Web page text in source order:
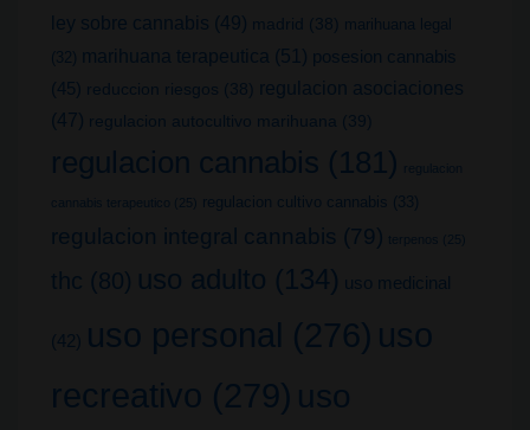
ley sobre cannabis (49) madrid (38)
marihuana legal
(32)
marihuana terapeutica (51) posesion cannabis
(45) reduccion riesgos (38)
regulacion asociaciones
(47) regulacion autocultivo marihuana (39)
regulacion cannabis (181) regulacion
cannabis terapeutico (25) regulacion cultivo cannabis (33)
regulacion integral cannabis (79) terpenos (25)
thc (80) uso adulto (134) uso medicinal
(42) uso personal (276) uso
recreativo (279) uso